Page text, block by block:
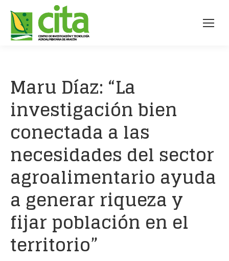
Maru Díaz: “La
investigación bien
conectada a las
necesidades del sector
agroalimentario ayuda
a generar riqueza y
fijar población en el
territorio”